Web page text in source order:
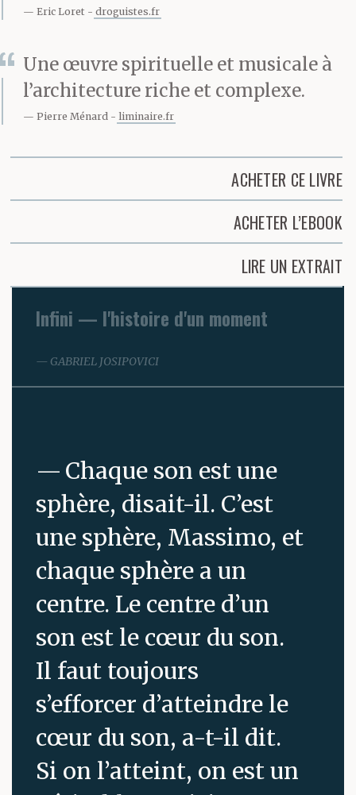
Eric Loret droguistes.fr
Une œuvre spirituelle et musicale à
l’architecture riche et complexe.
Pierre Ménard liminaire.fr
ACHETER CE LIVRE
ACHETER L’EBOOK
LIRE UN EXTRAIT
Infini — l'histoire d'un moment
GABRIEL JOSIPOVICI
— Chaque son est une
sphère, disait-il. C’est
une sphère, Massimo, et
chaque sphère a un
centre. Le centre d’un
son est le cœur du son.
Il faut toujours
s’efforcer d’atteindre le
cœur du son, a-t-il dit.
Si on l’atteint, on est un